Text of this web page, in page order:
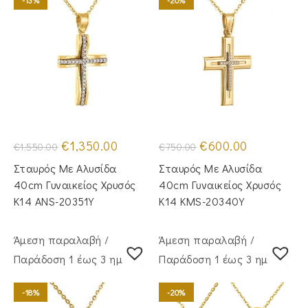
€1,550.00 Original
price
was:
€1,550.00.
€1,350.00 τρέχουσα
€1,350.00.
Σταυρός Με Αλυσίδα
40cm Γυναικείος Χρυσός
Κ14 ANS-20351Y
€750.00 Original
price
was:
€750.00.
€600.00
τιμή
είναι:
€600.00.
Σταυρός Με Αλυσίδα
40cm Γυναικείος Χρυσός
Κ14 KMS-20340Y
Άμεση παραλαβή /
Παράδoση 1 έως 3 ημέρες
-18%
Άμεση παραλαβή /
Παράδoση 1 έως 3 ημέρες
-20%